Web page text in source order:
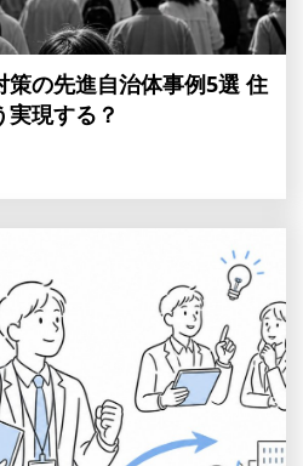
策の先進自治体事例5選 住
現する？